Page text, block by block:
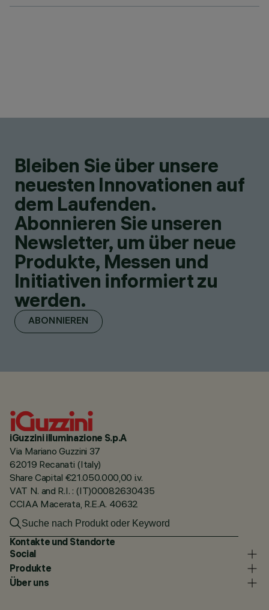
Bleiben Sie über unsere
neuesten Innovationen auf
dem Laufenden.
Abonnieren Sie unseren
Newsletter, um über neue
Produkte, Messen und
Initiativen informiert zu
werden.
ABONNIEREN
iGuzzini illuminazione S.p.A
Via Mariano Guzzini 37
62019 Recanati (Italy)
Share Capital €21.050.000,00 i.v.
VAT N. and R.I. : (IT)00082630435
CCIAA Macerata, R.E.A. 40632
Kontakte und Standorte
Social
Produkte
Über uns